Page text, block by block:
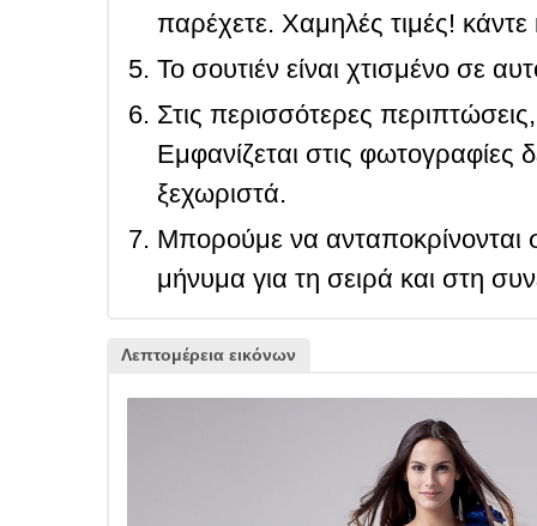
παρέχετε. Χαμηλές τιμές! κάντε
Το σουτιέν είναι χτισμένο σε
Στις περισσότερες
Εμφανίζεται στις φωτογραφίες
ξεχωριστά.
Μπορούμε να ανταποκρίνονται
μήνυμα για τη σειρά και στη
Λεπτομέρεια εικόνων